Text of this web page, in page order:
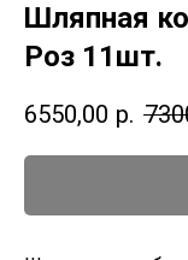
Шляпная
Роз 11шт.
6550,00 р.